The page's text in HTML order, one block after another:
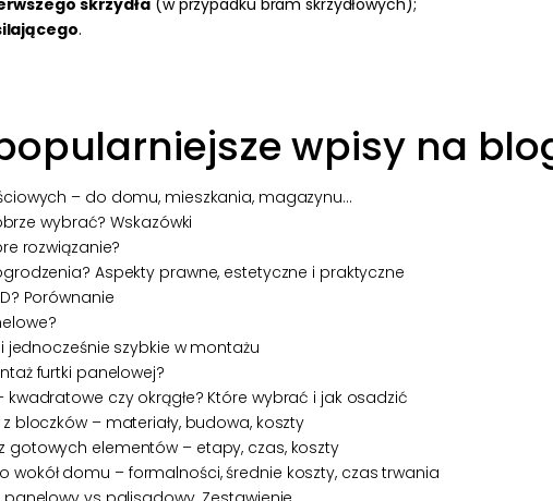
skrzydła (w przypadku bram skrzydłowych);
.
wpisy na
– do domu, mieszkania, magazynu...
wybrać? Wskazówki
rozwiązanie?
Aspekty prawne, estetyczne i praktyczne
Porównanie
szybkie w montażu
furtki panelowej?
kwadratowe czy okrągłe? Które wybrać i jak osadzić
bloczków – materiały, budowa, koszty
gotowych elementów – etapy, czas, koszty
domu – formalności, średnie koszty, czas trwania